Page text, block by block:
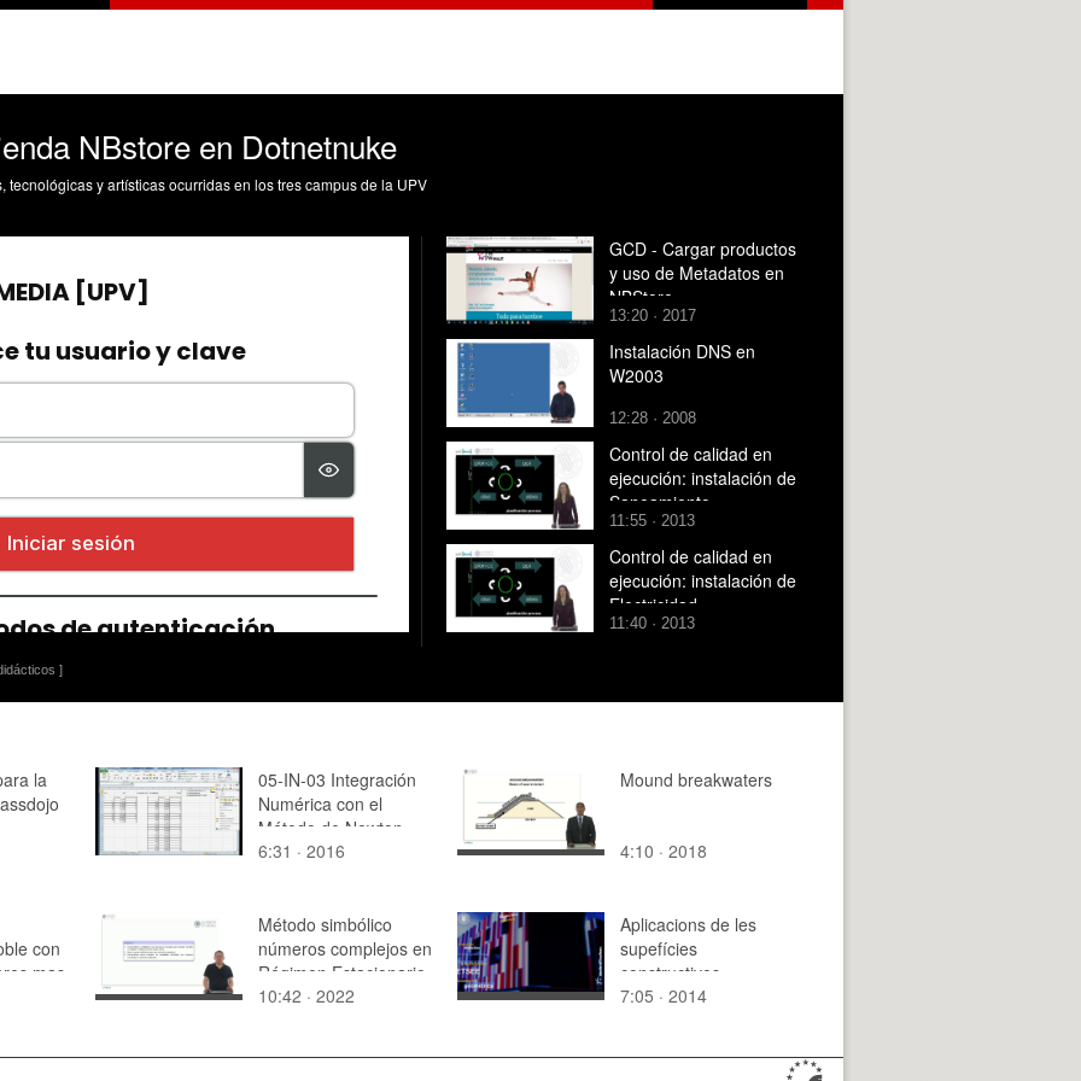
NBstore en Dotnetnuke
y artísticas ocurridas en los tres campus de la UPV
]
GCD - Cargar productos
y uso de Metadatos en
NBStore
13:20 · 2017
Instalación DNS en
W2003
12:28 · 2008
Control de calidad en
ejecución: instalación de
Saneamiento
11:55 · 2013
Control de calidad en
ejecución: instalación de
Electricidad
11:40 · 2013
la
05-IN-03 Integración
Numérica con el
Método de Newton
6:31 · 2016
Mound breakwaters
4:10 · 2018
con
mas
Método simbólico
números complejos en
Régimen Estacionario
Sinusoidal
10:42 · 2022
Aplicacions de les
supefícies
constructives
7:05 · 2014